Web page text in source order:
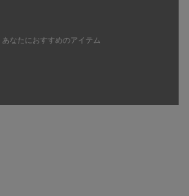
あなたにおすすめのアイテム